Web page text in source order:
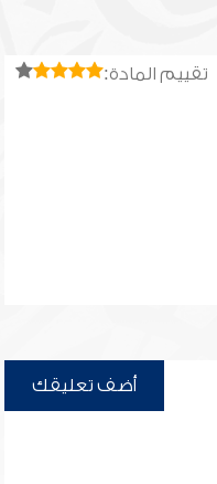
تقييم المادة:
أضف تعليقك